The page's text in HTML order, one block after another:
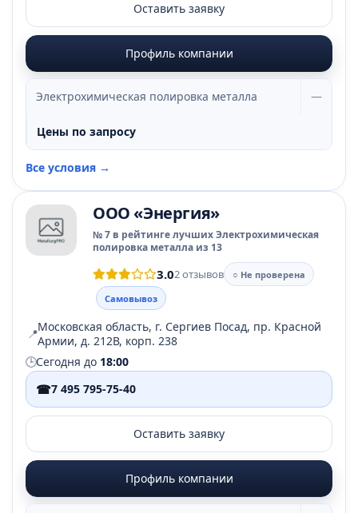
Оставить заявку
Профиль компании
Электрохимическая полировка металла —
Цены по запросу
Все условия →
ООО «Энергия»
№ 7 в рейтинге лучших Электрохимическая
полировка металла из 13
3.02 отзывов
○ Не проверена
Самовывоз
📍Московская область, г. Сергиев Посад, пр. Красной
Армии, д. 212В, корп. 238
🕒Сегодня до 18:00
☎7 495 795-75-40
Оставить заявку
Профиль компании